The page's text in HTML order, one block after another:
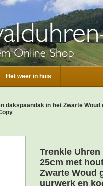
Het weer in huis
dakspaandak in het Zwarte
Trenkle
25cm met
Zwarte Woud
uurwerk en